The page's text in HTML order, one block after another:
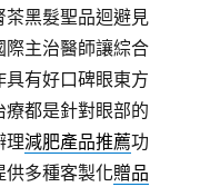
茶黑髮聖品迴避見
際主治醫師讓綜合
具有好口碑眼東方
療都是針對眼部的
理減肥產品推薦功
供多種客製化贈品